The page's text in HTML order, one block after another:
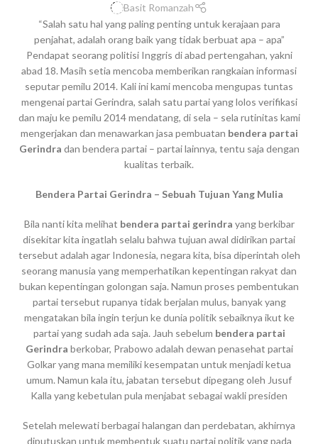
Basit Romanzah
“Salah satu hal yang paling penting untuk kerajaan para
penjahat, adalah orang baik yang tidak berbuat apa – apa”
Pendapat seorang politisi Inggris di abad pertengahan, yakni
abad 18. Masih setia mencoba memberikan rangkaian informasi
seputar pemilu 2014. Kali ini kami mencoba mengupas tuntas
mengenai partai Gerindra, salah satu partai yang lolos verifikasi
dan maju ke pemilu 2014 mendatang, di sela – sela rutinitas kami
mengerjakan dan menawarkan jasa pembuatan bendera partai
Gerindra dan bendera partai – partai lainnya, tentu saja dengan
kualitas terbaik.
Bendera Partai Gerindra – Sebuah Tujuan Yang Mulia
Bila nanti kita melihat bendera partai gerindra yang berkibar
disekitar kita ingatlah selalu bahwa tujuan awal didirikan partai
tersebut adalah agar Indonesia, negara kita, bisa diperintah oleh
seorang manusia yang memperhatikan kepentingan rakyat dan
bukan kepentingan golongan saja. Namun proses pembentukan
partai tersebut rupanya tidak berjalan mulus, banyak yang
mengatakan bila ingin terjun ke dunia politik sebaiknya ikut ke
partai yang sudah ada saja. Jauh sebelum bendera partai
Gerindra berkobar, Prabowo adalah dewan penasehat partai
Golkar yang mana memiliki kesempatan untuk menjadi ketua
umum. Namun kala itu, jabatan tersebut dipegang oleh Jusuf
Kalla yang kebetulan pula menjabat sebagai wakli presiden
Setelah melewati berbagai halangan dan perdebatan, akhirnya
diputuskan untuk membentuk suatu partai politik yang pada